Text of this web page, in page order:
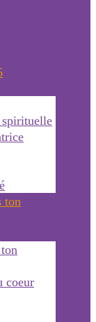
spirituelle
ton
coeur